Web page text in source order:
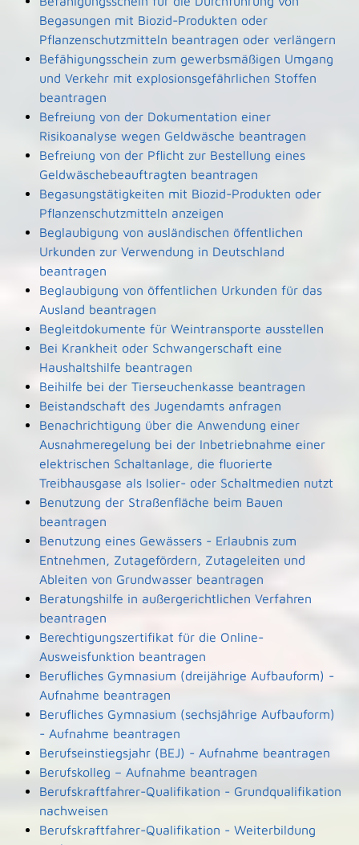
Begasungen mit Biozid-Produkten oder
Pflanzenschutzmitteln beantragen oder verlängern
Befähigungsschein zum gewerbsmäßigen Umgang
und Verkehr mit explosionsgefährlichen Stoffen
beantragen
Befreiung von der Dokumentation einer
Risikoanalyse wegen Geldwäsche beantragen
Befreiung von der Pflicht zur Bestellung eines
Geldwäschebeauftragten beantragen
Begasungstätigkeiten mit Biozid-Produkten oder
Pflanzenschutzmitteln anzeigen
Beglaubigung von ausländischen öffentlichen
Urkunden zur Verwendung in Deutschland
beantragen
Beglaubigung von öffentlichen Urkunden für das
Ausland beantragen
Begleitdokumente für Weintransporte ausstellen
Bei Krankheit oder Schwangerschaft eine
Haushaltshilfe beantragen
Beihilfe bei der Tierseuchenkasse beantragen
Beistandschaft des Jugendamts anfragen
Benachrichtigung über die Anwendung einer
Ausnahmeregelung bei der Inbetriebnahme einer
elektrischen Schaltanlage, die fluorierte
Treibhausgase als Isolier- oder Schaltmedien nutzt
Benutzung der Straßenfläche beim Bauen
beantragen
Benutzung eines Gewässers - Erlaubnis zum
Entnehmen, Zutagefördern, Zutageleiten und
Ableiten von Grundwasser beantragen
Beratungshilfe in außergerichtlichen Verfahren
beantragen
Berechtigungszertifikat für die Online-
Ausweisfunktion beantragen
Berufliches Gymnasium (dreijährige Aufbauform) -
Aufnahme beantragen
Berufliches Gymnasium (sechsjährige Aufbauform)
- Aufnahme beantragen
Berufseinstiegsjahr (BEJ) - Aufnahme beantragen
Berufskolleg – Aufnahme beantragen
Berufskraftfahrer-Qualifikation - Grundqualifikation
nachweisen
Berufskraftfahrer-Qualifikation - Weiterbildung